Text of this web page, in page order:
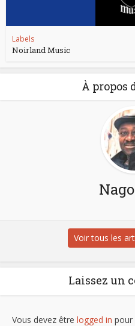
Labels
Noirland Music
À propos
Voir tous les
Laissez un
Vous devez être logged in pour